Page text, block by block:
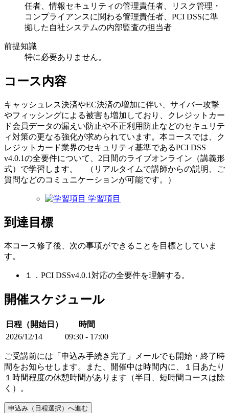
任者、情報セキュリティの管理責任者、リスク管理・
コンプライアンスに関わる管理責任者、PCI DSSに準
拠した自社システムの内部監査の担当者
前提知識
特に必要ありません。
コース内容
キャッシュレス決済やEC決済の増加に伴い、サイバー攻撃
やフィッシングによる被害も増加しており、クレジットカー
ド会員データの漏えい防止や不正利用防止などのセキュリテ
ィ対策の更なる強化が求められています。本コースでは、ク
レジットカード業界のセキュリティ基準であるPCI DSS
v4.0.1の全要件について、2日間のライブオンライン（講義形
式）で学習します。 （リアルタイムで講師からの説明、ご
質問などのコミュニケーションが可能です。）
学習項目
到達目標
本コース修了後、次の事項ができることを目標としていま
す。
１．PCI DSSv4.0.1対応の全要件を理解する。
開催スケジュール
日程（開始日）
時間
2026/12/14
09:30 - 17:00
ご受講前には「申込み手続き完了」メールでも開始・終了時
間をお知らせします。また、開催中は時間内に、１日あたり
１時間程度の休憩時間があります（半日、短時間コースは除
く）。
申込み（日程選択）へ進む